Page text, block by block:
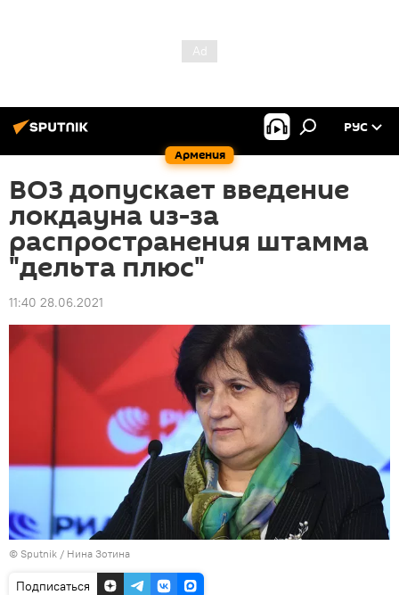
Армения
РУС
ВОЗ допускает введение
локдауна из-за
распространения штамма
"дельта плюс"
11:40 28.06.2021
© Sputnik / Нина Зотина
Подписаться